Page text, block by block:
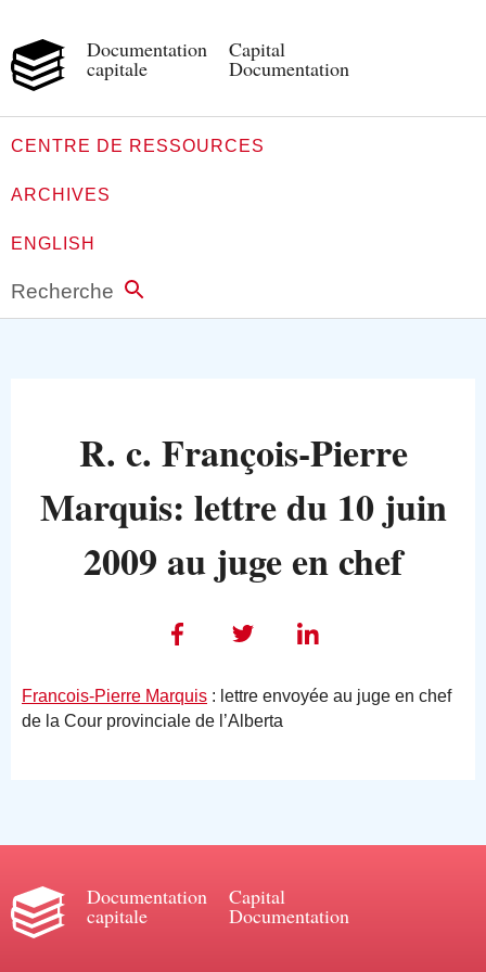
Documentation
capitale
Capital
Documentation
CENTRE DE RESSOURCES
ARCHIVES
ENGLISH
Recherche
R. c. François-Pierre
Marquis: lettre du 10 juin
2009 au juge en chef
Francois-Pierre Marquis : lettre envoyée au juge en chef
de la Cour provinciale de l’Alberta
Documentation
capitale
Capital
Documentation